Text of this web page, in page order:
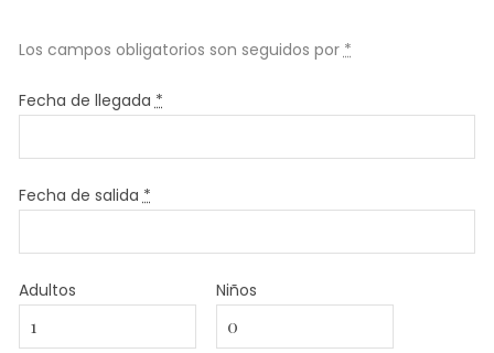
Los campos obligatorios son seguidos por *
Fecha de llegada *
Fecha de salida *
Adultos Niños